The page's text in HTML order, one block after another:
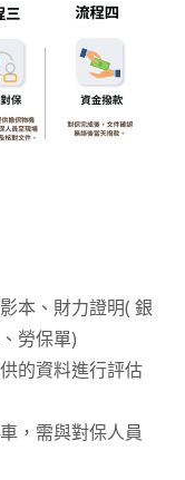
本、財力證明( 銀
勞保單)
的資料進行評估
，需與對保人員